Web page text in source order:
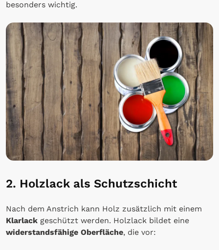
besonders wichtig.
2. Holzlack als Schutzschicht
Nach dem Anstrich kann Holz zusätzlich mit einem
Klarlack geschützt werden. Holzlack bildet eine
widerstandsfähige Oberfläche, die vor: